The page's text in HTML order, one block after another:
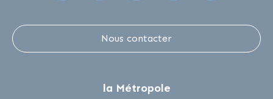
Nous contacter
la Métropole